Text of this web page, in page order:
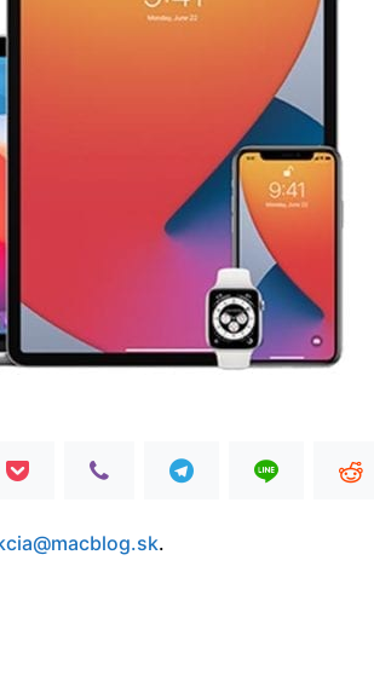
.